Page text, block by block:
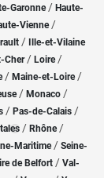
Garonne/ Haute-
Vienne/
/ Ille-et-Vilaine
Cher/ Loire/
/ Maine-et-Loire/
/ Monaco /
/ Pas-de-Calais /
/ Rhône/
Maritime/ Seine-
de Belfort / Val-